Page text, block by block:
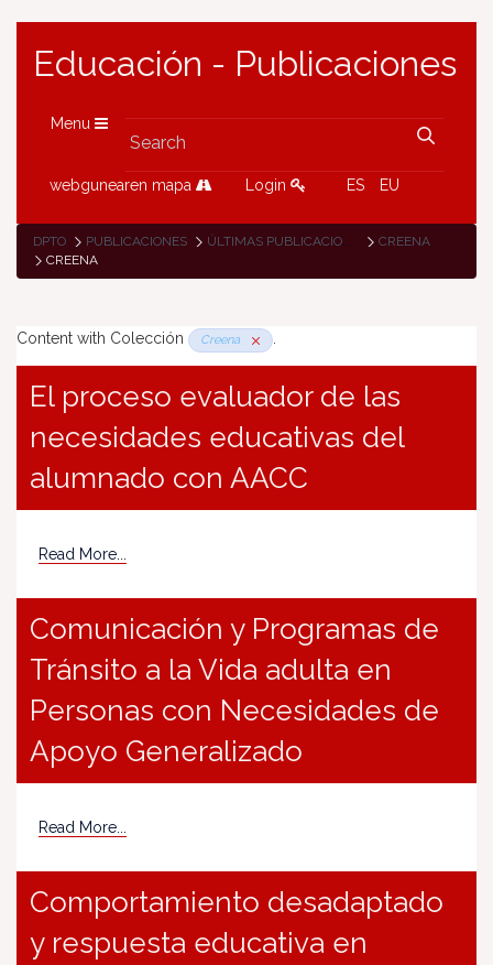
Educación - Publicaciones
Menu
webgunearen mapa Login ES EU
DPTO PUBLICACIONES ÚLTIMAS PUBLICACIONES
CREENA
CREENA
Content with Colección Creena .
El proceso evaluador de las
necesidades educativas del
alumnado con AACC
Read More...
Comunicación y Programas de
Tránsito a la Vida adulta en
Personas con Necesidades de
Apoyo Generalizado
Read More...
Comportamiento desadaptado
y respuesta educativa en